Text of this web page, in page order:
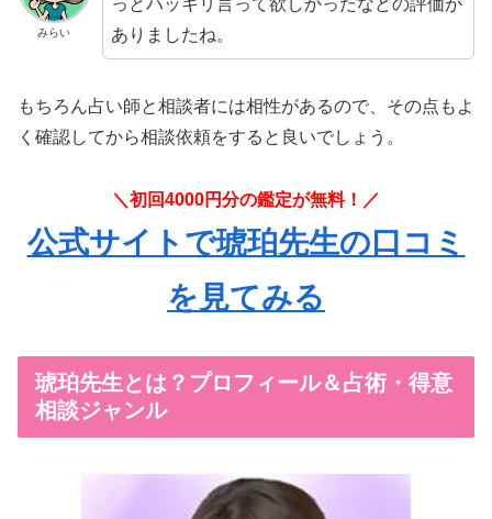
みらい
っとハッキリ言って欲しかったなどの評価が
ありましたね。
もちろん占い師と相談者には相性があるので、その点もよ
く確認してから相談依頼をすると良いでしょう。
＼初回4000円分の鑑定が無料！／
公式サイトで琥珀先生の口コミ
を見てみる
琥珀先生とは？プロフィール＆占術・得意
相談ジャンル